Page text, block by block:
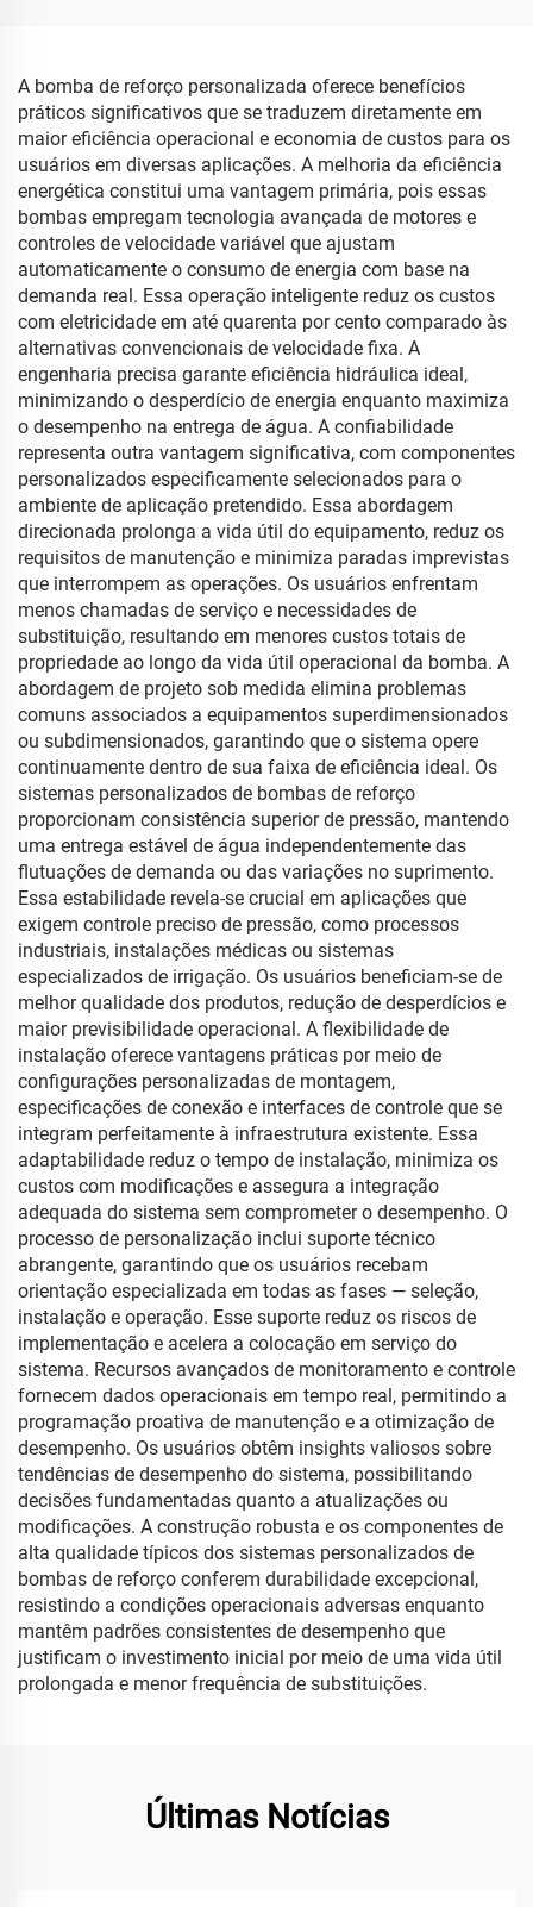
OEM
A bomba de reforço personalizada oferece benefícios
práticos significativos que se traduzem diretamente em
maior eficiência operacional e economia de custos para os
usuários em diversas aplicações. A melhoria da eficiência
energética constitui uma vantagem primária, pois essas
bombas empregam tecnologia avançada de motores e
controles de velocidade variável que ajustam
automaticamente o consumo de energia com base na
demanda real. Essa operação inteligente reduz os custos
com eletricidade em até quarenta por cento comparado às
alternativas convencionais de velocidade fixa. A
engenharia precisa garante eficiência hidráulica ideal,
minimizando o desperdício de energia enquanto maximiza
o desempenho na entrega de água. A confiabilidade
representa outra vantagem significativa, com componentes
personalizados especificamente selecionados para o
ambiente de aplicação pretendido. Essa abordagem
direcionada prolonga a vida útil do equipamento, reduz os
requisitos de manutenção e minimiza paradas imprevistas
que interrompem as operações. Os usuários enfrentam
menos chamadas de serviço e necessidades de
substituição, resultando em menores custos totais de
propriedade ao longo da vida útil operacional da bomba. A
abordagem de projeto sob medida elimina problemas
comuns associados a equipamentos superdimensionados
ou subdimensionados, garantindo que o sistema opere
continuamente dentro de sua faixa de eficiência ideal. Os
sistemas personalizados de bombas de reforço
proporcionam consistência superior de pressão, mantendo
uma entrega estável de água independentemente das
flutuações de demanda ou das variações no suprimento.
Essa estabilidade revela-se crucial em aplicações que
exigem controle preciso de pressão, como processos
industriais, instalações médicas ou sistemas
especializados de irrigação. Os usuários beneficiam-se de
melhor qualidade dos produtos, redução de desperdícios e
maior previsibilidade operacional. A flexibilidade de
instalação oferece vantagens práticas por meio de
configurações personalizadas de montagem,
especificações de conexão e interfaces de controle que se
integram perfeitamente à infraestrutura existente. Essa
adaptabilidade reduz o tempo de instalação, minimiza os
custos com modificações e assegura a integração
adequada do sistema sem comprometer o desempenho. O
processo de personalização inclui suporte técnico
abrangente, garantindo que os usuários recebam
orientação especializada em todas as fases — seleção,
instalação e operação. Esse suporte reduz os riscos de
implementação e acelera a colocação em serviço do
sistema. Recursos avançados de monitoramento e controle
fornecem dados operacionais em tempo real, permitindo a
programação proativa de manutenção e a otimização de
desempenho. Os usuários obtêm insights valiosos sobre
tendências de desempenho do sistema, possibilitando
decisões fundamentadas quanto a atualizações ou
modificações. A construção robusta e os componentes de
alta qualidade típicos dos sistemas personalizados de
bombas de reforço conferem durabilidade excepcional,
resistindo a condições operacionais adversas enquanto
mantêm padrões consistentes de desempenho que
justificam o investimento inicial por meio de uma vida útil
prolongada e menor frequência de substituições.
Últimas Notícias